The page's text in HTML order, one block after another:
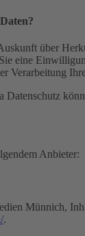
über
eine
Verarbeitung
Anbieter:
Münnich,
.